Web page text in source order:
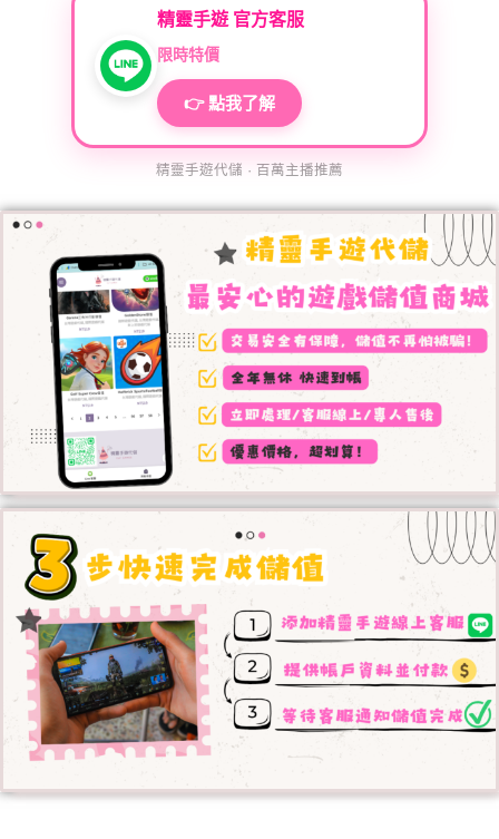
精靈手遊 官方客服
限時特價
👉 點我了解
精靈手遊代儲 · 百萬主播推薦